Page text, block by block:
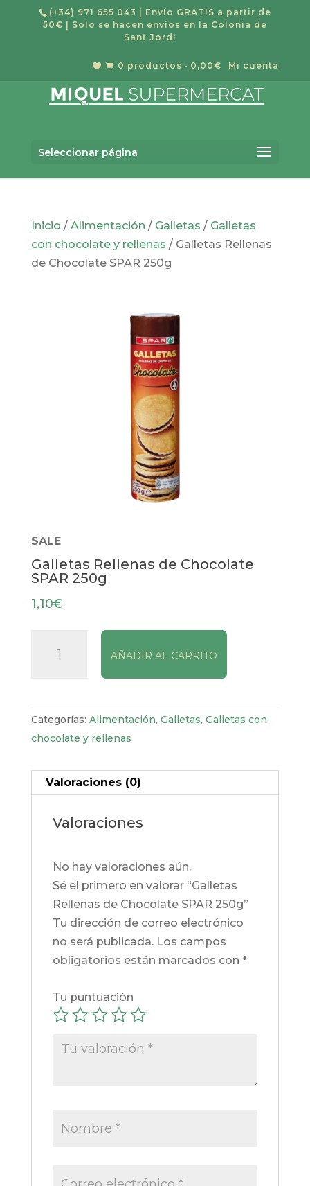
(+34) 971 655 043
| Envío GRATIS a partir de
50€ | Solo se hacen envíos en la Colonia de
Sant Jordi
Mi cuenta
  0 productos 0,00€
Seleccionar página
de
productos
Inicio / Alimentación / Galletas / Galletas
con chocolate y rellenas / Galletas Rellenas
de Chocolate SPAR 250g
SALE
Galletas Rellenas de Chocolate
SPAR 250g
1,10€
Rellenas
SPAR
250g
AÑADIR AL CARRITO
Categorías: Alimentación, Galletas, Galletas con
chocolate y rellenas
Valoraciones (0)
Valoraciones
No hay valoraciones aún.
Sé el primero en valorar “Galletas
Rellenas de Chocolate SPAR 250g”
Tu dirección de correo electrónico
no será publicada. Los campos
obligatorios están marcados con *
Tu puntuación